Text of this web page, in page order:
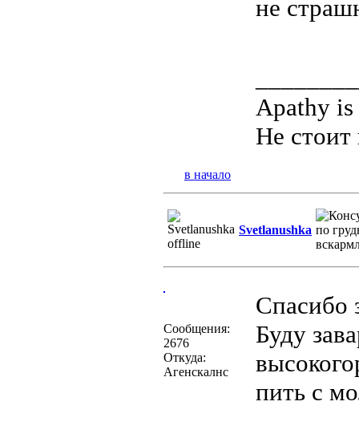
не
Apathy
Не стоит
в начало
Svetlanushka
Сообщения:
2676
Откуда:
Агенскалнс
Спасибо
Буду
пить с